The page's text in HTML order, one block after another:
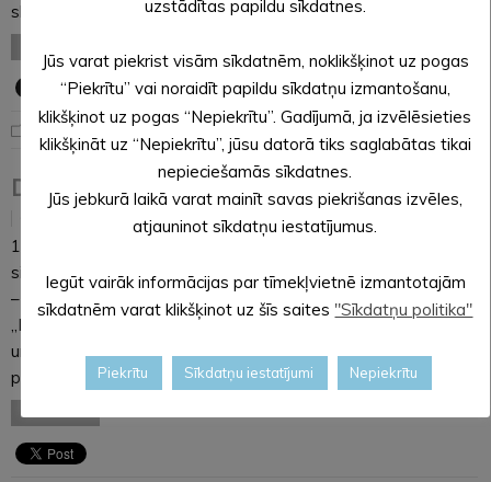
skolēnus attīstīt un…
kas notiek "Pienenītē"
Draudzības diena!
14.februāra priekšpusdienā PII,,Pienenītē” gaisotne bija īpaši
sirsnīga, jo visās telpās bija rosība un gatavošanās svētkiem
– draudzības dienai! 3.grupas ,,Rūķīšu” bērni, 4.grupas
,,Bitītes” bērni un 5.grupas ,,Pūcītes” bērni, grupu skolotājas
un vairākas ,,ēnas”, kas bija ieradušās no Ziemeru
pamatskolas, Alūksnes…
LASĪT VISU
uzstādītas papildu sīkdatnes.
Jūs varat piekrist visām sīkdatnēm, noklikšķinot uz pogas
“Piekrītu” vai noraidīt papildu sīkdatņu izmantošanu,
klikšķinot uz pogas “Nepiekrītu”. Gadījumā, ja izvēlēsieties
klikšķināt uz “Nepiekrītu”, jūsu datorā tiks saglabātas tikai
nepieciešamās sīkdatnes.
Jūs jebkurā laikā varat mainīt savas piekrišanas izvēles,
atjauninot sīkdatņu iestatījumus.
Iegūt vairāk informācijas par tīmekļvietnē izmantotajām
sīkdatnēm varat klikšķinot uz šīs saites "Sīkdatņu politika"
Piekrītu Sīkdatņu iestatījumi Nepiekrītu